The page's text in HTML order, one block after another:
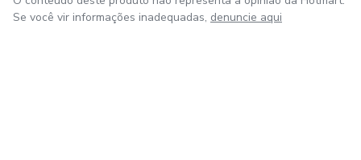
Se você vir informações inadequadas, denuncie aqui